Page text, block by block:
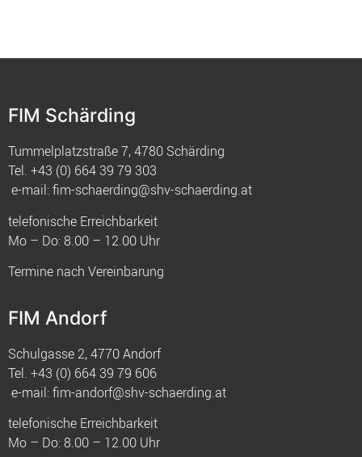
FIM Schärding
Tummelplatzstraße 7, 4780 Schärding
Tel. +43 (0) 664 39 79 303
e-mail:fim-schaerding@shv-schaerding.at
telefonische Erreichbarkeit
Mo – Do: 8.00 – 12.00 Uhr
Termine nach Vereinbarung
FIM Andorf
Schulgasse 2, 4770 Andorf
Tel. +43 (0) 664 39 79 606
e-mail:fim-andorf@shv-schaerding.at
telefonische Erreichbarkeit
Mo – Do: 8.00 – 12.00 Uhr